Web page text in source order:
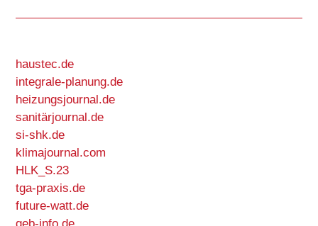
haustec.de
integrale-planung.de
heizungsjournal.de
sanitärjournal.de
si-shk.de
klimajournal.com
HLK_S.23
tga-praxis.de
future-watt.de